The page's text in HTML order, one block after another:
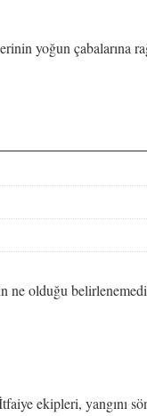
yoğun çabalarına
ne olduğu
ekipleri, yangını